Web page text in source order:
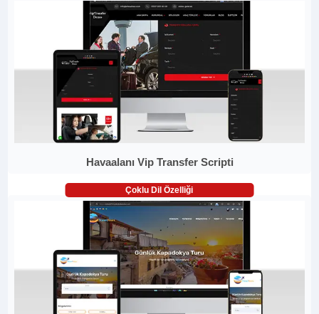
Havaalanı Vip Transfer Scripti
Çoklu Dil Özelliği